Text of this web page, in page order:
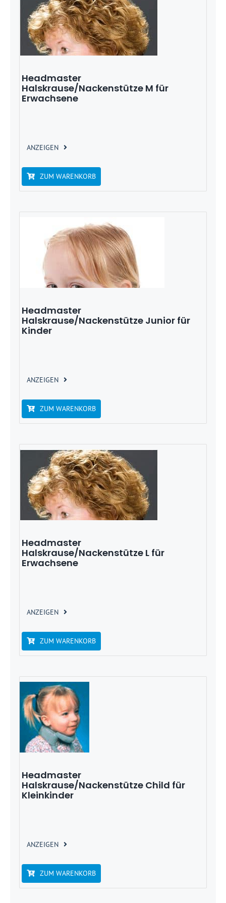
Headmaster
Halskrause/Nackenstütze M für
Erwachsene
ANZEIGEN
ZUM WARENKORB
Headmaster
Halskrause/Nackenstütze Junior für
Kinder
ANZEIGEN
ZUM WARENKORB
Headmaster
Halskrause/Nackenstütze L für
Erwachsene
ANZEIGEN
ZUM WARENKORB
Headmaster
Halskrause/Nackenstütze Child für
Kleinkinder
ANZEIGEN
ZUM WARENKORB